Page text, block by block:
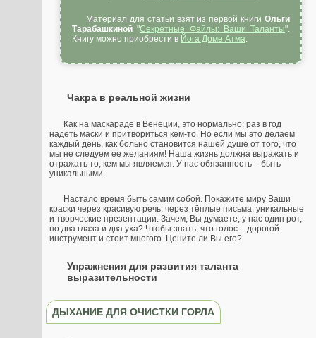
Материал для статьи взят из первой книгиОльги
Тарабашкиной "Секретные Файлы: Ваши Таланты".
Книгу можно приобрести в Йога Доме Атма.
Чакра в реальной жизни
Как на маскараде в Венеции, это нормально: раз в год
надеть маски и притвориться кем-то. Но если мы это делаем
каждый день, как больно становится нашей душе от того, что
мы не следуем ее желаниям! Наша жизнь должна выражать и
отражать то, кем мы являемся. У нас обязанность – быть
уникальными.
Настало время быть самим собой. Покажите миру Ваши
краски через красивую речь, через тёплые письма, уникальные
и творческие презентации. Зачем, Вы думаете, у нас один рот,
но два глаза и два уха? Чтобы знать, что голос – дорогой
инструмент и стоит многого. Цените ли Вы его?
Упражнения для развития таланта
выразительности
ДЫХАНИЕ ДЛЯ ОЧИСТКИ ГОРЛА